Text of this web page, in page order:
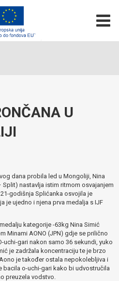
U
dana probila led u Mongoliji, Nina
Split) nastavlja istim ritmom osvajanjem
godišnja Splićanka osvojila je
je ujedno i njena prva medalja s IJF
kategorije -63kg Nina Simić
Minami AONO (JPN) gdje se prilično
uchi-gari nakon samo 36 sekundi, yuko
je zadržala koncentraciju te je brzo
je također ostala nepokolebljiva i
bacila o-uchi-gari kako bi udvostručila
preuzela vodstvo.